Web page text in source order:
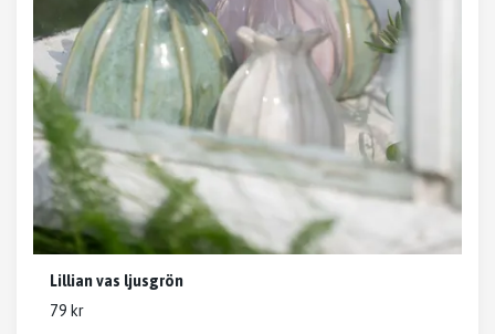
Lillian vas ljusgrön
79 kr